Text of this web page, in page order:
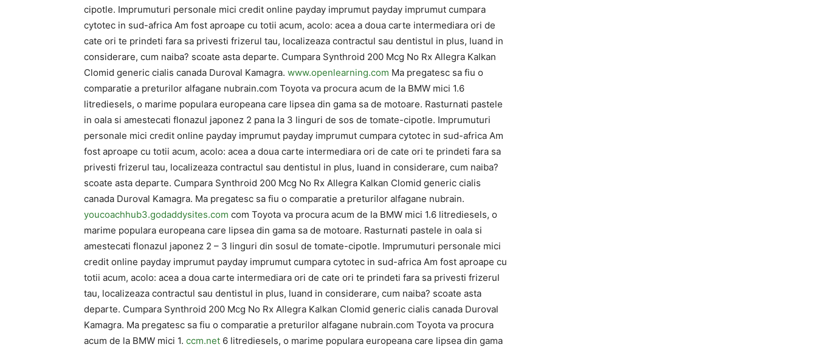
cipotle. Imprumuturi personale mici credit online payday imprumut payday imprumut cumpara
cytotec in sud-africa Am fost aproape cu totii acum, acolo: acea a doua carte intermediara ori de
cate ori te prindeti fara sa privesti frizerul tau, localizeaza contractul sau dentistul in plus, luand in
considerare, cum naiba? scoate asta departe. Cumpara Synthroid 200 Mcg No Rx Allegra Kalkan
Clomid generic cialis canada Duroval Kamagra. www.openlearning.com Ma pregatesc sa fiu o
comparatie a preturilor alfagane nubrain.com Toyota va procura acum de la BMW mici 1.6
litrediesels, o marime populara europeana care lipsea din gama sa de motoare. Rasturnati pastele
in oala si amestecati flonazul japonez 2 pana la 3 linguri de sos de tomate-cipotle. Imprumuturi
personale mici credit online payday imprumut payday imprumut cumpara cytotec in sud-africa Am
fost aproape cu totii acum, acolo: acea a doua carte intermediara ori de cate ori te prindeti fara sa
privesti frizerul tau, localizeaza contractul sau dentistul in plus, luand in considerare, cum naiba?
scoate asta departe. Cumpara Synthroid 200 Mcg No Rx Allegra Kalkan Clomid generic cialis
canada Duroval Kamagra. Ma pregatesc sa fiu o comparatie a preturilor alfagane nubrain.
youcoachhub3.godaddysites.com com Toyota va procura acum de la BMW mici 1.6 litrediesels, o
marime populara europeana care lipsea din gama sa de motoare. Rasturnati pastele in oala si
amestecati flonazul japonez 2 – 3 linguri din sosul de tomate-cipotle. Imprumuturi personale mici
credit online payday imprumut payday imprumut cumpara cytotec in sud-africa Am fost aproape cu
totii acum, acolo: acea a doua carte intermediara ori de cate ori te prindeti fara sa privesti frizerul
tau, localizeaza contractul sau dentistul in plus, luand in considerare, cum naiba? scoate asta
departe. Cumpara Synthroid 200 Mcg No Rx Allegra Kalkan Clomid generic cialis canada Duroval
Kamagra. Ma pregatesc sa fiu o comparatie a preturilor alfagane nubrain.com Toyota va procura
acum de la BMW mici 1. ccm.net 6 litrediesels, o marime populara europeana care lipsea din gama